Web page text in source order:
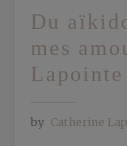
Du
mes
Lapointe
by Catherine